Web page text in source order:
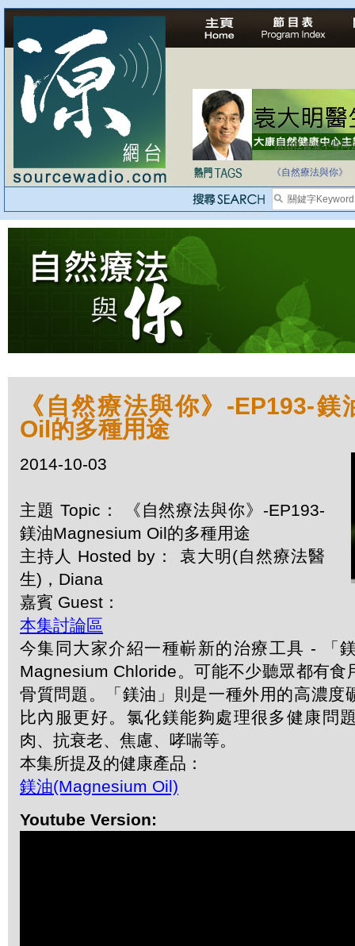
法治社會並不等同
《自然療法與你》
《自然療法與你》-EP193-鎂
Oil的多種用途
2014-10-03
主題 Topic： 《自然療法與你》-EP193-
鎂油Magnesium Oil的多種用途
主持人 Hosted by： 袁大明(自然療法醫
生)，Diana
嘉賓 Guest：
本集討論區
今集同大家介紹一種嶄新的治療工具 - 「
Magnesium Chloride。可能不少聽眾都有食
骨質問題。「鎂油」則是一種外用的高濃度
比內服更好。氯化鎂能夠處理很多健康問
肉、抗衰老、焦慮、哮喘等。
本集所提及的健康產品：
鎂油(Magnesium Oil)
Youtube Version: